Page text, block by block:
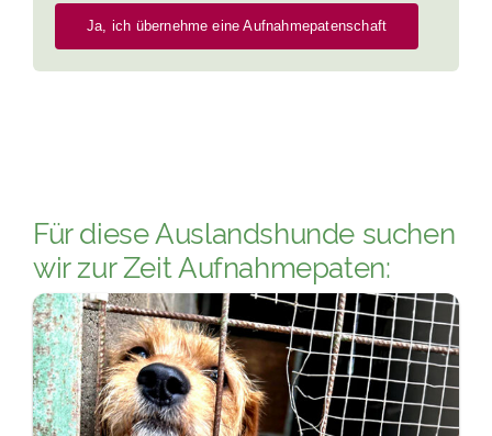
Ja, ich übernehme eine Aufnahmepatenschaft
Für diese Auslandshunde suchen
wir zur Zeit Aufnahmepaten: